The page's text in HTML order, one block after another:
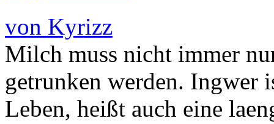
von Kyrizz
Milch muss nicht immer
getrunken werden. Ingwer
Leben, heißt auch eine